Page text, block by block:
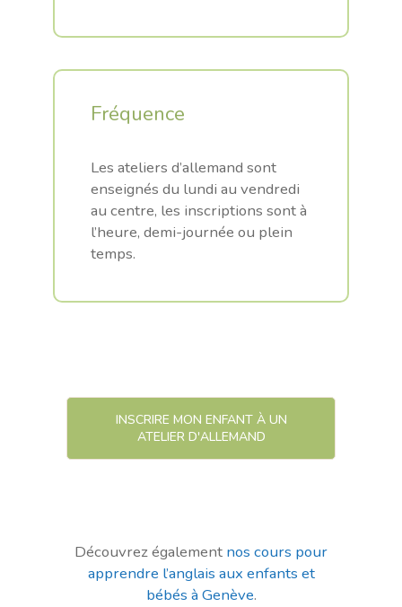
Fréquence
Les ateliers d’allemand sont
enseignés du lundi au vendredi
au centre, les inscriptions sont à
l’heure, demi-journée ou plein
temps.
INSCRIRE MON ENFANT À UN
ATELIER D'ALLEMAND
Découvrez également nos cours pour
apprendre l’anglais aux enfants et
bébés à Genève.